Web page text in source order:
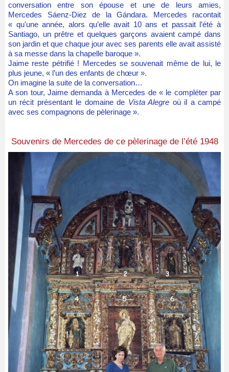
conversation entre son épouse et une de leurs amies,
Mercedes Sáenz-Diez de la Gándara. Mercedes racontait
« qu'une année, alors qu’elle avait 10 ans et passait l’été à
Santiago, un prêtre et quelques garçons avaient campé dans
son jardin et que chaque jour avec ses parents elle avait assisté
à sa messe dans la chapelle baroque ».
Jaime reste pétrifié ! Mercedes se souvenait même de lui, le
plus jeune, « l’un des enfants de chœur ».
On imagine la suite de la conversation…
A son tour, Jaime demanda à Mercedes de « le compléter par
un récit présentant le domaine de Vista Alegre où il a campé
avec ses compagnons de pèlerinage ».
Souvenirs de Mercedes de ce pèlerinage de l’été 1948